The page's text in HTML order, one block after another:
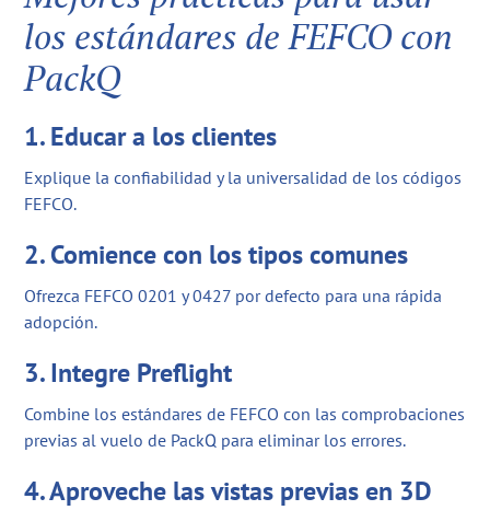
los estándares de FEFCO con
PackQ
1. Educar a los clientes
Explique la confiabilidad y la universalidad de los códigos
FEFCO.
2. Comience con los tipos comunes
Ofrezca FEFCO 0201 y 0427 por defecto para una rápida
adopción.
3. Integre Preflight
Combine los estándares de FEFCO con las comprobaciones
previas al vuelo de PackQ para eliminar los errores.
4. Aproveche las vistas previas en 3D